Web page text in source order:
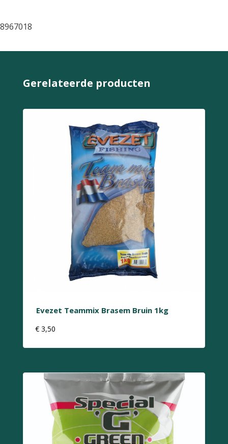
8967018
Gerelateerde producten
Evezet Teammix Brasem Bruin 1kg
€ 3,50